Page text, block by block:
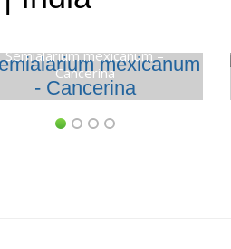
Semialarium mexicanum –
Cancerina